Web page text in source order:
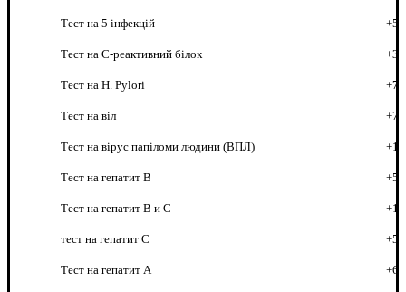
Тест на 5 інфекцій +5
Тест на C-реактивний білок +3
Тест на H. Pylori +7
Тест на віл +7
Тест на вірус папіломи людини (ВПЛ) +1
Тест на гепатит B +5
Тест на гепатит B и C +1
тест на гепатит C +5
Тест на гепатит А +6